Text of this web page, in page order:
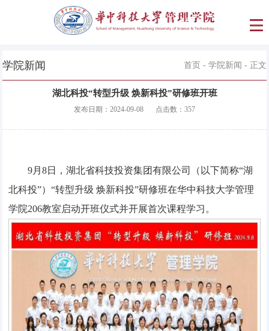
学院新闻 首页 - 学院新闻 - 正文
湖北科投“转型升级 焕新科投”研修班开班
发布日期： 2024-09-08 点击数： 357
9月8日，湖北省科技投资集团有限公司（以下简称“湖
北科投”）“转型升级 焕新科投”研修班在华中科技大学管理
学院206教室启动开班仪式并开展首次课程学习。